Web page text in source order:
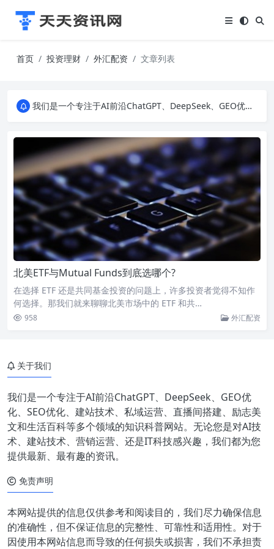
首页 投资理财 外汇配资
文章列表
我们是一个专注于AI前沿ChatGPT、DeepSeek、GEO优化、SEO优化、建站技术、私域运营、直播间搭建、励志美文和生活百科等多个领域的知识科普网站。无论您是对AI技术、建站技术、营销运营、还是IT科技感兴趣，我们都为您提供最新、最有趣的资讯。
北美ETF与Mutual Funds到底选哪个?
在选择 ETF 还是共同基金投资的问题上，许多投资者觉得不知作
何选择。那我们就来聊聊北美市场中的 ETF 和共…
958 外汇配资
关于我们
我们是一个专注于AI前沿ChatGPT、DeepSeek、GEO优
化、SEO优化、建站技术、私域运营、直播间搭建、励志美
文和生活百科等多个领域的知识科普网站。无论您是对AI技
术、建站技术、营销运营、还是IT科技感兴趣，我们都为您
提供最新、最有趣的资讯。
免责声明
本网站提供的信息仅供参考和阅读目的，我们尽力确保信息
的准确性，但不保证信息的完整性、可靠性和适用性。对于
因使用本网站信息而导致的任何损失或损害，我们不承担责